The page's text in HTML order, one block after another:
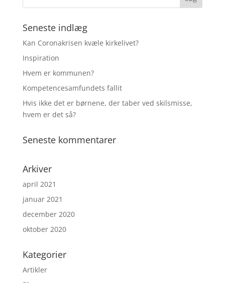
Seneste indlæg
Kan Coronakrisen kvæle kirkelivet?
Inspiration
Hvem er kommunen?
Kompetencesamfundets fallit
Hvis ikke det er børnene, der taber ved skilsmisse,
hvem er det så?
Seneste kommentarer
Arkiver
april 2021
januar 2021
december 2020
oktober 2020
Kategorier
Artikler